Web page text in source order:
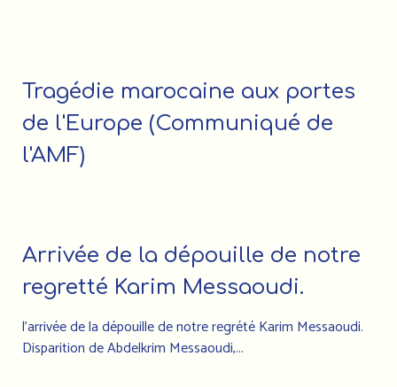
Tragédie marocaine aux portes
de l'Europe (Communiqué de
l'AMF)
Arrivée de la dépouille de notre
regretté Karim Messaoudi.
l’arrivée de la dépouille de notre regrété Karim Messaoudi.
Disparition de Abdelkrim Messaoudi,...